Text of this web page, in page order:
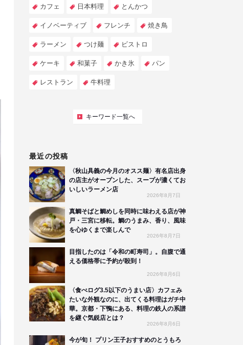
カフェ 日本料理 とんかつ
イノベーティブ フレンチ 焼き鳥
ラーメン つけ麺 ビストロ
ケーキ 和菓子 かき氷 パン
レストラン 牛料理
キーワード一覧へ
最近の投稿
〈秋山具義の今月のオスス麺〉有名店出身
の店主がオープンした、スープが濃くてお
いしいラーメン店
2026年8月7日
真鯛そばと鯛めしを同時に味わえる店が神
戸・三宮に移転。鯛のうまみ、香り、風味
を心ゆくまで楽しんで
2026年8月7日
目指したのは「令和の町寿司」。自腹で通
える価格帯に予約が殺到！
2026年8月6日
〈食べログ3.5以下のうまい店〉カフェみ
たいな外観なのに、出てくる料理はガチ中
華。京都・下鴨にある、料理の鉄人の系譜
を継ぐ気鋭店とは？
2026年8月6日
今が旬！ プリン王子おすすめのとうもろ